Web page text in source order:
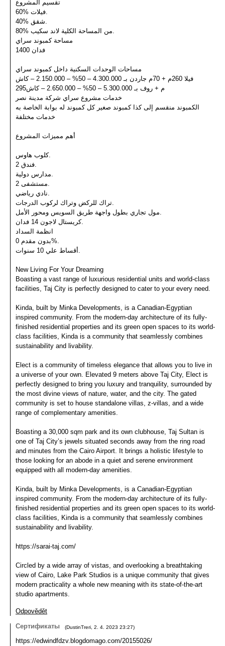
تقسيم المشروع
60% فيلات.
40% شقق.
80% من المساحة الكلية لاند سكيب.
مساحة كمبوند سراي
1400 فدان
مساحات الوحدات السكنية داخل كمبوند سراي
فيلا 260م + 70م جاردن بـ 4.300.000 – 50% – 2.150.000 – كاش
295م + روف بـ 5.300.000 – 50% – 2.650.000 – كاش
خدمات مشروع سراي شركة مدينة نصر
الكمبوند منقسم إلى كذا كمبوند صغير كل كمبوند له بوابة الخاصة به
خدمات مختلفة
أهم مميزات المشروع
كلوب هاوس.
2 فندق.
مدارس دولية.
2 مستشفى.
نادي رياضي.
تراك للركض وتراك لركوب الدرجات.
مول تجاري بطول واجهة طريق السويس ومحور الأمل.
كريستال لاجون 14 فدان.
انظمة السداد
بدون مقدم 0%.
أقساط علي 10 سنوات.
New Living For Your Dreaming
Boasting a vast range of luxurious residential units and world-class
facilities, Taj City is perfectly designed to cater to your every need.
Kinda, built by Minka Developments, is a Canadian-Egyptian
inspired community. From the modern-day architecture of its fully-
finished residential properties and its green open spaces to its world-
class facilities, Kinda is a community that seamlessly combines
sustainability and livability.
Elect is a community of timeless elegance that allows you to live in
a universe of your own. Elevated 9 meters above Taj City, Elect is
perfectly designed to bring you luxury and tranquility, surrounded by
the most divine views of nature, water, and the city. The gated
community is set to house standalone villas, z-villas, and a wide
range of complementary amenities.
Boasting a 30,000 sqm park and its own clubhouse, Taj Sultan is
one of Taj City’s jewels situated seconds away from the ring road
and minutes from the Cairo Airport. It brings a holistic lifestyle to
those looking for an abode in a quiet and serene environment
equipped with all modern-day amenities.
Kinda, built by Minka Developments, is a Canadian-Egyptian
inspired community. From the modern-day architecture of its fully-
finished residential properties and its green open spaces to its world-
class facilities, Kinda is a community that seamlessly combines
sustainability and livability.
https://sarai-taj.com/
Circled by a wide array of vistas, and overlooking a breathtaking
view of Cairo, Lake Park Studios is a unique community that gives
modern practicality a whole new meaning with its state-of-the-art
studio apartments.
Odpovědět
Сертификаты
(DustinTreri 2. 4. 2023 23:27)
https://edwindfdzv.blogdomago.com/20155026/